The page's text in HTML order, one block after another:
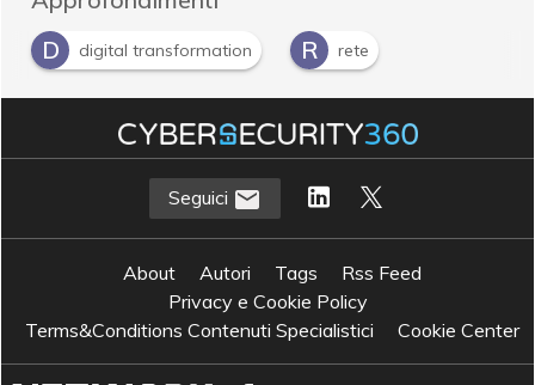
D
digital transformation R rete
Seguici
About Autori Tags
Rss Feed
Privacy e Cookie Policy
Terms&Conditions Contenuti Specialistici
Cookie Center